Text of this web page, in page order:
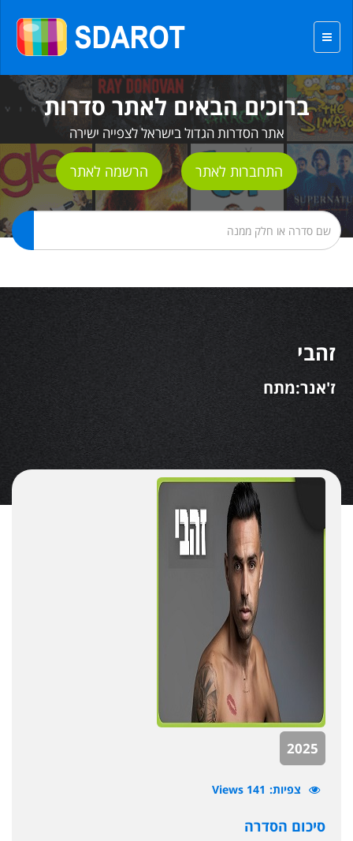
ברוכים הבאים לאתר סדרות
אתר הסדרות הגדול בישראל לצפייה ישירה
התחברות לאתר הרשמה לאתר
זהבי
ז'אנר:מתח
2025
צפיות 141 Views
סיכום הסדרה